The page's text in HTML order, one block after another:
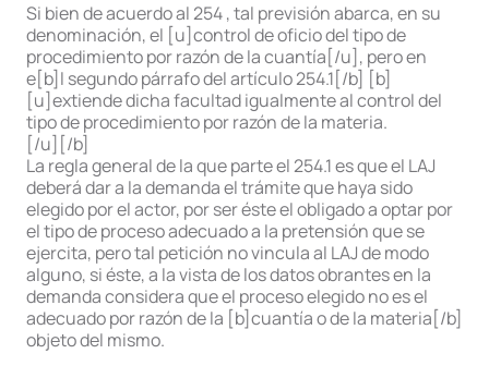
Si bien de acuerdo al 254 , tal previsión abarca, en su
denominación, el [u]control de oficio del tipo de
procedimiento por razón de la cuantía[/u], pero en
e[b]l segundo párrafo del artículo 254.1[/b] [b]
[u]extiende dicha facultad igualmente al control del
tipo de procedimiento por razón de la materia.
[/u][/b]
La regla general de la que parte el 254.1 es que el LAJ
deberá dar a la demanda el trámite que haya sido
elegido por el actor, por ser éste el obligado a optar por
el tipo de proceso adecuado a la pretensión que se
ejercita, pero tal petición no vincula al LAJ de modo
alguno, si éste, a la vista de los datos obrantes en la
demanda considera que el proceso elegido no es el
adecuado por razón de la [b]cuantía o de la materia[/b]
objeto del mismo.